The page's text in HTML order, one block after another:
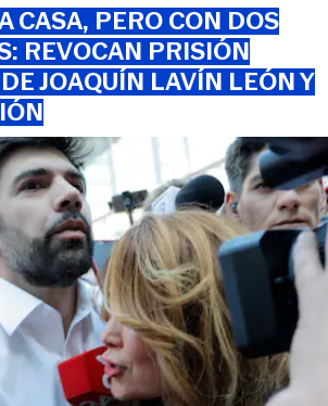
CASA, PERO CON DOS
REVOCAN PRISIÓN
JOAQUÍN LAVÍN LEÓN Y